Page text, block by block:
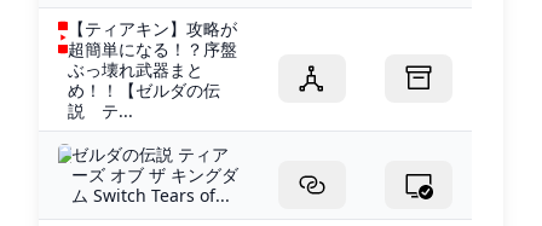
【ティアキン】攻略が
超簡単になる！？序盤
ぶっ壊れ武器まと
め！！【ゼルダの伝
説 テ...
ゼルダの伝説 ティア
ーズ オブ ザ キングダ
ム Switch Tears of...